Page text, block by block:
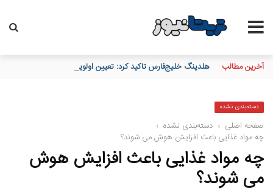
آخرین مطالب هلدینگ خلیج‌فارس تاکید کرد: تعیین اولویت‌بندی توزیع برق
دسته‌بندی نشده
صفحه اصلی › دسته‌بندی نشده ›
چه مواد غذایی باعث افزایش هوش می شوند؟
چه مواد غذایی باعث افزایش هوش
می شوند؟